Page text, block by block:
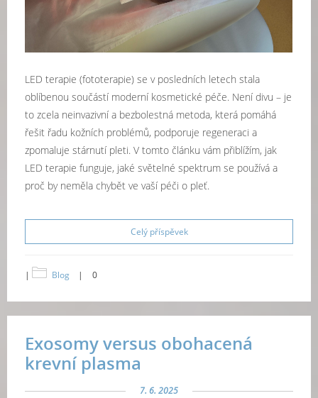
LED terapie (fototerapie) se v posledních letech stala
oblíbenou součástí moderní kosmetické péče. Není divu – je
to zcela neinvazivní a bezbolestná metoda, která pomáhá
řešit řadu kožních problémů, podporuje regeneraci a
zpomaluje stárnutí pleti. V tomto článku vám přiblížím, jak
LED terapie funguje, jaké světelné spektrum se používá a
proč by neměla chybět ve vaší péči o pleť.
Celý příspěvek
| Blog | 0
Exosomy versus obohacená
krevní plasma
7. 6. 2025